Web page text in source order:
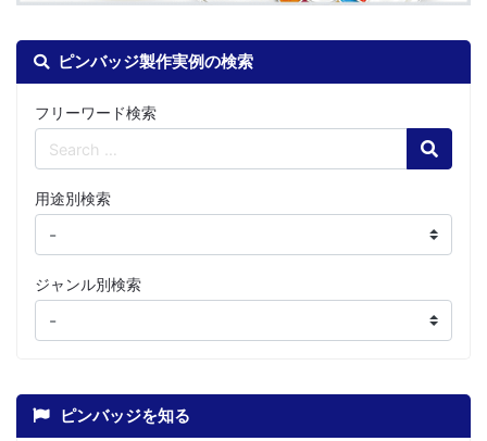
ピンバッジ製作実例の検索
フリーワード検索
Search
用途別検索
ジャンル別検索
ピンバッジを知る